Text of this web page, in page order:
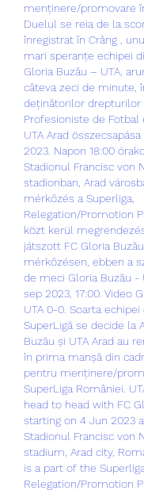
menținere/promovare
Duelul se reia de la
înregistrat în Crâng ,
mari speranțe echipei
Gloria Buzău – UTA,
câteva zeci de minute,
deținătorilor drepturilor
Profesioniste de Fotbal
UTA Arad
2023. Napon 18:00
Stadionul Francisc von
stadionban, Arad
mérkőzés a Superliga,
Relegation/Promotion
közt kerül
játszott FC Gloria
mérkőzésen, ebben a
de meci Gloria Buzău -
sep 2023, 17:00. Video
UTA 0-0. Soarta
SuperLigă se decide la
Buzău și UTA Arad au
în prima manșă din
pentru menținere/
SuperLiga României.
head to head with FC
starting on 4 Jun 2023
Stadionul Francisc von
stadium, Arad city,
is a part of the Superliga,
Relegation/Promotion